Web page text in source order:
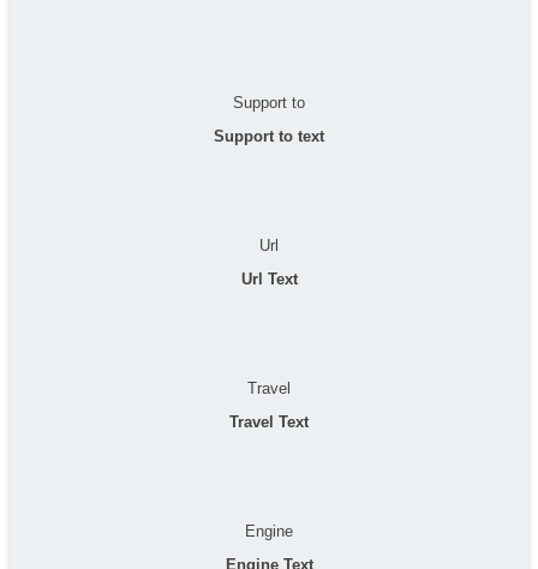
Support to
Support to text
Url
Url Text
Travel
Travel Text
Engine
Engine Text